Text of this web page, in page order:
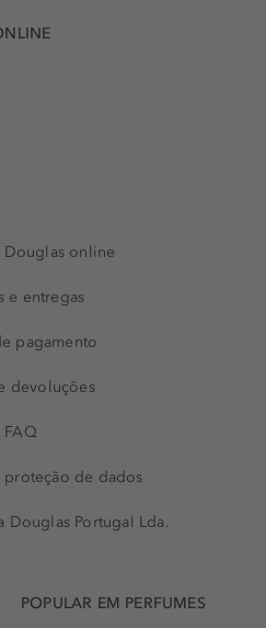
Douglas online
e entregas
pagamento
devoluções
FAQ
de dados
Douglas Portugal Lda.
POPULAR EM PERFUMES